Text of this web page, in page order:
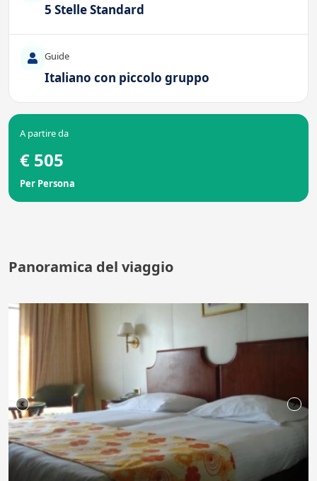
5 Stelle Standard
Guide
Italiano con piccolo gruppo
A partire da
€ 505
Per Persona
Panoramica del viaggio